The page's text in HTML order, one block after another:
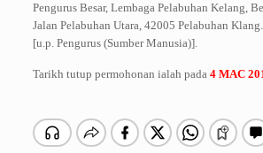
Pengurus Besar, Lembaga Pelabuhan Kelang,
Jalan Pelabuhan Utara, 42005 Pelabuhan Klang.
[u.p. Pengurus (Sumber Manusia)].
Tarikh tutup permohonan ialah pada 4 MAC